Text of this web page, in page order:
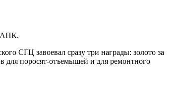
АПК.
СГЦ завоевал сразу три награды: золото за
для поросят-отъемышей и для ремонтного